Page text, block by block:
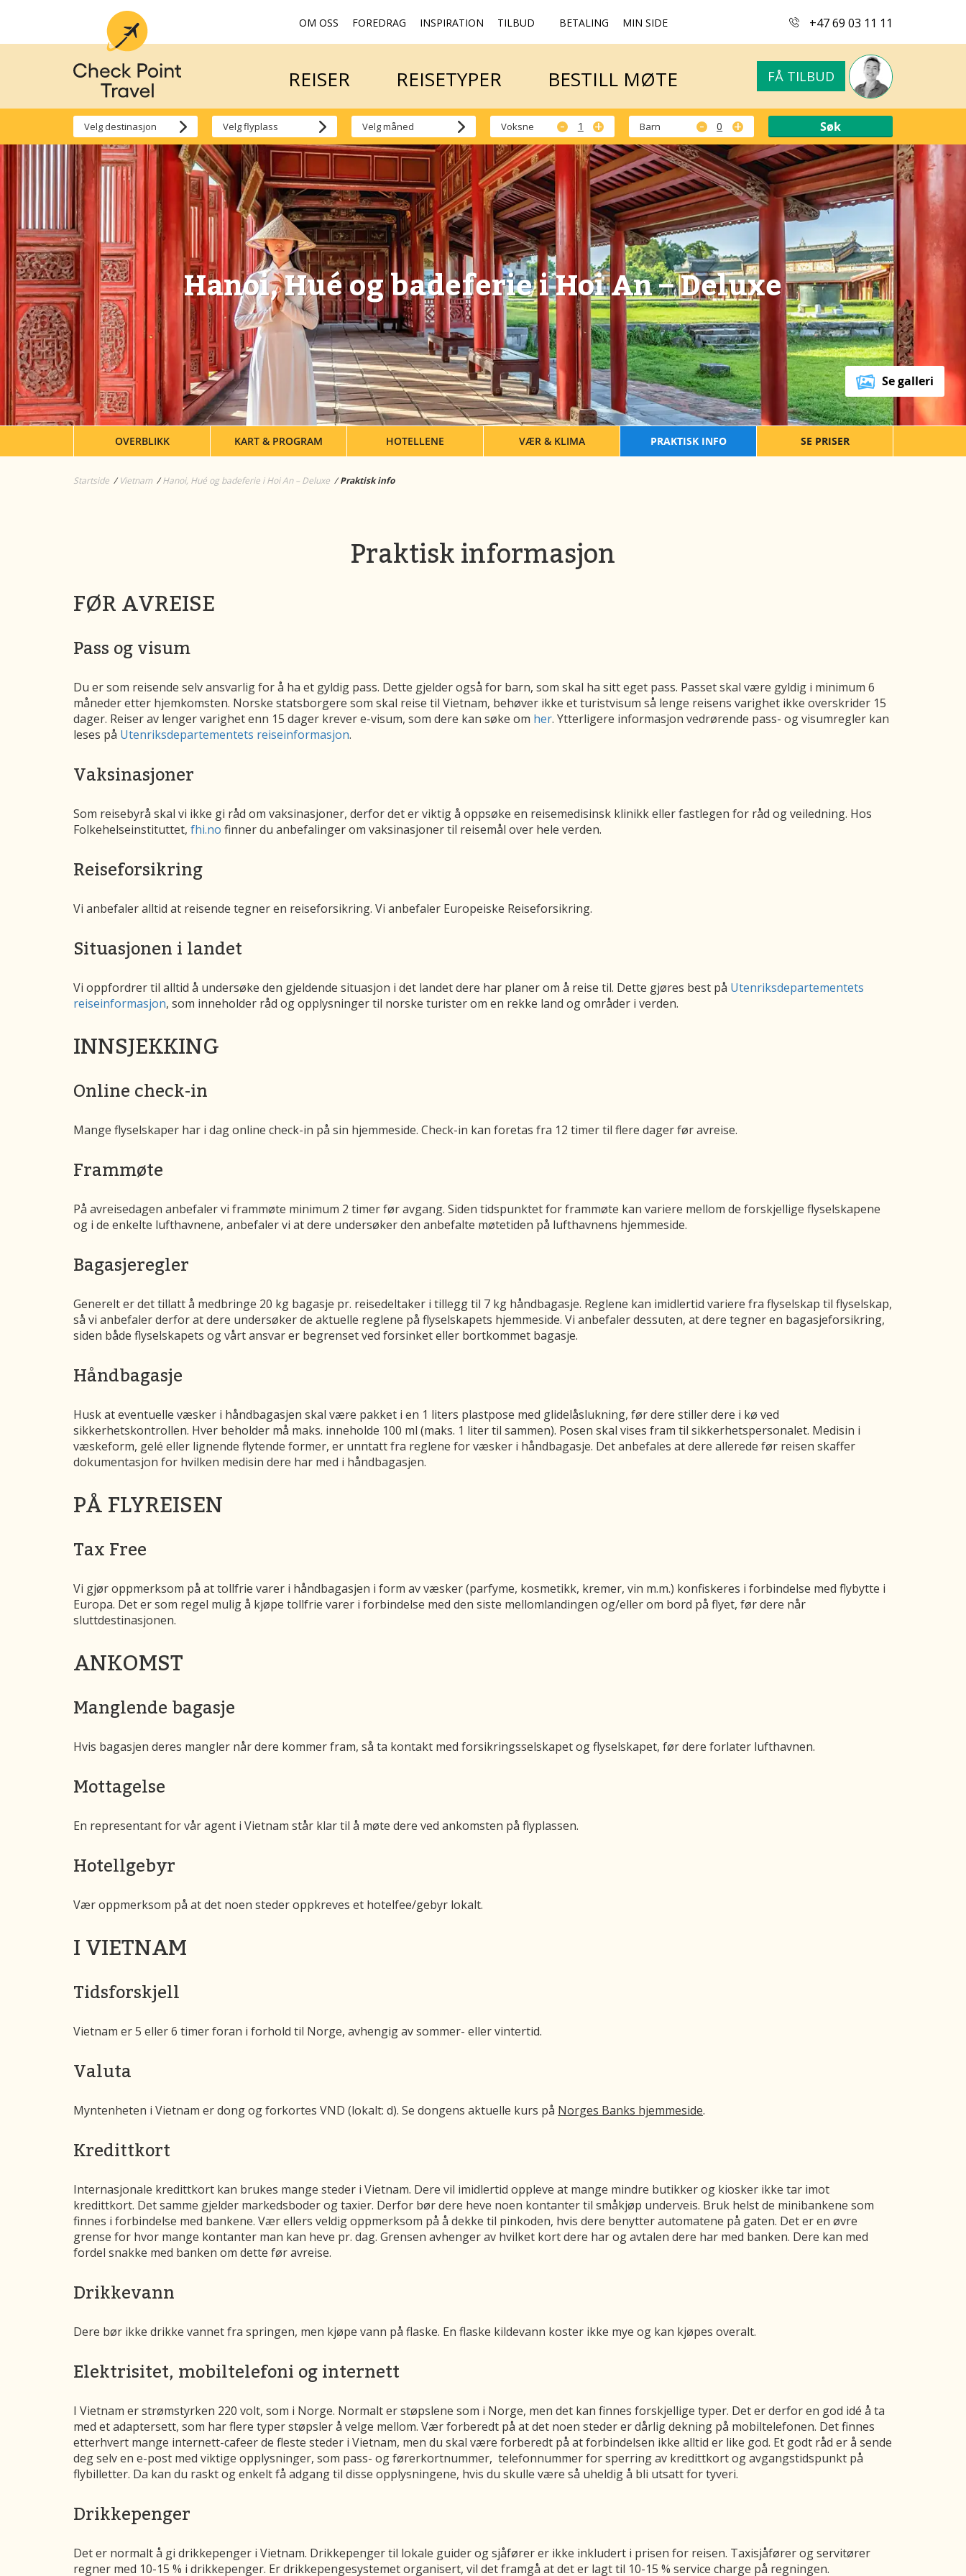
+47 69 03 11 11
OM OSS FOREDRAG INSPIRATION TILBUD BETALING MIN SIDE
REISER REISETYPER BESTILL MØTE FÅ TILBUD
REISER REISETYPER BESTILL MØTE FÅ TILBUD
Voksne - + Barn - +
Hanoi, Hué og badeferie i Hoi An – Deluxe
Se galleri
OVERBLIKK KART & PROGRAM HOTELLENE VÆR & KLIMA PRAKTISK INFO SE PRISER
Startside Vietnam Hanoi, Hué og badeferie i Hoi An – Deluxe Praktisk info
Praktisk informasjon
FØR AVREISE
Pass og visum
Du er som reisende selv ansvarlig for å ha et gyldig pass. Dette gjelder også for barn, som skal ha sitt eget pass. Passet skal være gyldig i minimum 6
måneder etter hjemkomsten. Norske statsborgere som skal reise til Vietnam, behøver ikke et turistvisum så lenge reisens varighet ikke overskrider 15
dager. Reiser av lenger varighet enn 15 dager krever e-visum, som dere kan søke om her. Ytterligere informasjon vedrørende pass- og visumregler kan
leses på Utenriksdepartementets reiseinformasjon.
Vaksinasjoner
Som reisebyrå skal vi ikke gi råd om vaksinasjoner, derfor det er viktig å oppsøke en reisemedisinsk klinikk eller fastlegen for råd og veiledning. Hos
Folkehelseinstituttet, fhi.no finner du anbefalinger om vaksinasjoner til reisemål over hele verden.
Reiseforsikring
Vi anbefaler alltid at reisende tegner en reiseforsikring. Vi anbefaler Europeiske Reiseforsikring.
Situasjonen i landet
Vi oppfordrer til alltid å undersøke den gjeldende situasjon i det landet dere har planer om å reise til. Dette gjøres best på Utenriksdepartementets
reiseinformasjon, som inneholder råd og opplysninger til norske turister om en rekke land og områder i verden.
INNSJEKKING
Online check-in
Mange flyselskaper har i dag online check-in på sin hjemmeside. Check-in kan foretas fra 12 timer til flere dager før avreise.
Frammøte
På avreisedagen anbefaler vi frammøte minimum 2 timer før avgang. Siden tidspunktet for frammøte kan variere mellom de forskjellige flyselskapene
og i de enkelte lufthavnene, anbefaler vi at dere undersøker den anbefalte møtetiden på lufthavnens hjemmeside.
Bagasjeregler
Generelt er det tillatt å medbringe 20 kg bagasje pr. reisedeltaker i tillegg til 7 kg håndbagasje. Reglene kan imidlertid variere fra flyselskap til flyselskap,
så vi anbefaler derfor at dere undersøker de aktuelle reglene på flyselskapets hjemmeside. Vi anbefaler dessuten, at dere tegner en bagasjeforsikring,
siden både flyselskapets og vårt ansvar er begrenset ved forsinket eller bortkommet bagasje.
Håndbagasje
Husk at eventuelle væsker i håndbagasjen skal være pakket i en 1 liters plastpose med glidelåslukning, før dere stiller dere i kø ved
sikkerhetskontrollen. Hver beholder må maks. inneholde 100 ml (maks. 1 liter til sammen). Posen skal vises fram til sikkerhetspersonalet. Medisin i
væskeform, gelé eller lignende flytende former, er unntatt fra reglene for væsker i håndbagasje. Det anbefales at dere allerede før reisen skaffer
dokumentasjon for hvilken medisin dere har med i håndbagasjen.
PÅ FLYREISEN
Tax Free
Vi gjør oppmerksom på at tollfrie varer i håndbagasjen i form av væsker (parfyme, kosmetikk, kremer, vin m.m.) konfiskeres i forbindelse med flybytte i
Europa. Det er som regel mulig å kjøpe tollfrie varer i forbindelse med den siste mellomlandingen og/eller om bord på flyet, før dere når
sluttdestinasjonen.
ANKOMST
Manglende bagasje
Hvis bagasjen deres mangler når dere kommer fram, så ta kontakt med forsikringsselskapet og flyselskapet, før dere forlater lufthavnen.
Mottagelse
En representant for vår agent i Vietnam står klar til å møte dere ved ankomsten på flyplassen.
Hotellgebyr
Vær oppmerksom på at det noen steder oppkreves et hotelfee/gebyr lokalt.
I VIETNAM
Tidsforskjell
Vietnam er 5 eller 6 timer foran i forhold til Norge, avhengig av sommer- eller vintertid.
Valuta
Myntenheten i Vietnam er dong og forkortes VND (lokalt: d). Se dongens aktuelle kurs på Norges Banks hjemmeside.
Kredittkort
Internasjonale kredittkort kan brukes mange steder i Vietnam. Dere vil imidlertid oppleve at mange mindre butikker og kiosker ikke tar imot
kredittkort. Det samme gjelder markedsboder og taxier. Derfor bør dere heve noen kontanter til småkjøp underveis. Bruk helst de minibankene som
finnes i forbindelse med bankene. Vær ellers veldig oppmerksom på å dekke til pinkoden, hvis dere benytter automatene på gaten. Det er en øvre
grense for hvor mange kontanter man kan heve pr. dag. Grensen avhenger av hvilket kort dere har og avtalen dere har med banken. Dere kan med
fordel snakke med banken om dette før avreise.
Drikkevann
Dere bør ikke drikke vannet fra springen, men kjøpe vann på flaske. En flaske kildevann koster ikke mye og kan kjøpes overalt.
Elektrisitet, mobiltelefoni og internett
I Vietnam er strømstyrken 220 volt, som i Norge. Normalt er støpslene som i Norge, men det kan finnes forskjellige typer. Det er derfor en god idé å ta
med et adaptersett, som har flere typer støpsler å velge mellom. Vær forberedt på at det noen steder er dårlig dekning på mobiltelefonen. Det finnes
etterhvert mange internett-cafeer de fleste steder i Vietnam, men du skal være forberedt på at forbindelsen ikke alltid er like god. Et godt råd er å sende
deg selv en e-post med viktige opplysninger, som pass- og førerkortnummer, telefonnummer for sperring av kredittkort og avgangstidspunkt på
flybilletter. Da kan du raskt og enkelt få adgang til disse opplysningene, hvis du skulle være så uheldig å bli utsatt for tyveri.
Drikkepenger
Det er normalt å gi drikkepenger i Vietnam. Drikkepenger til lokale guider og sjåfører er ikke inkludert i prisen for reisen. Taxisjåfører og servitører
regner med 10-15 % i drikkepenger. Er drikkepengesystemet organisert, vil det framgå at det er lagt til 10-15 % service charge på regningen.